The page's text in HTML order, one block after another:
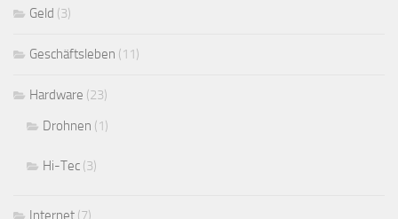
Geld (3)
Geschäftsleben (11)
Hardware (23)
Drohnen (1)
Hi-Tec (3)
Internet (7)